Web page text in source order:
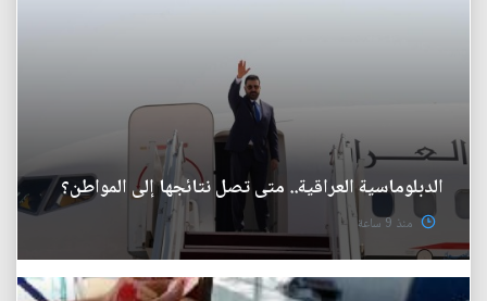
الدبلوماسية العراقية.. متى تصل نتائجها إلى المواطن؟
منذ 9 ساعة